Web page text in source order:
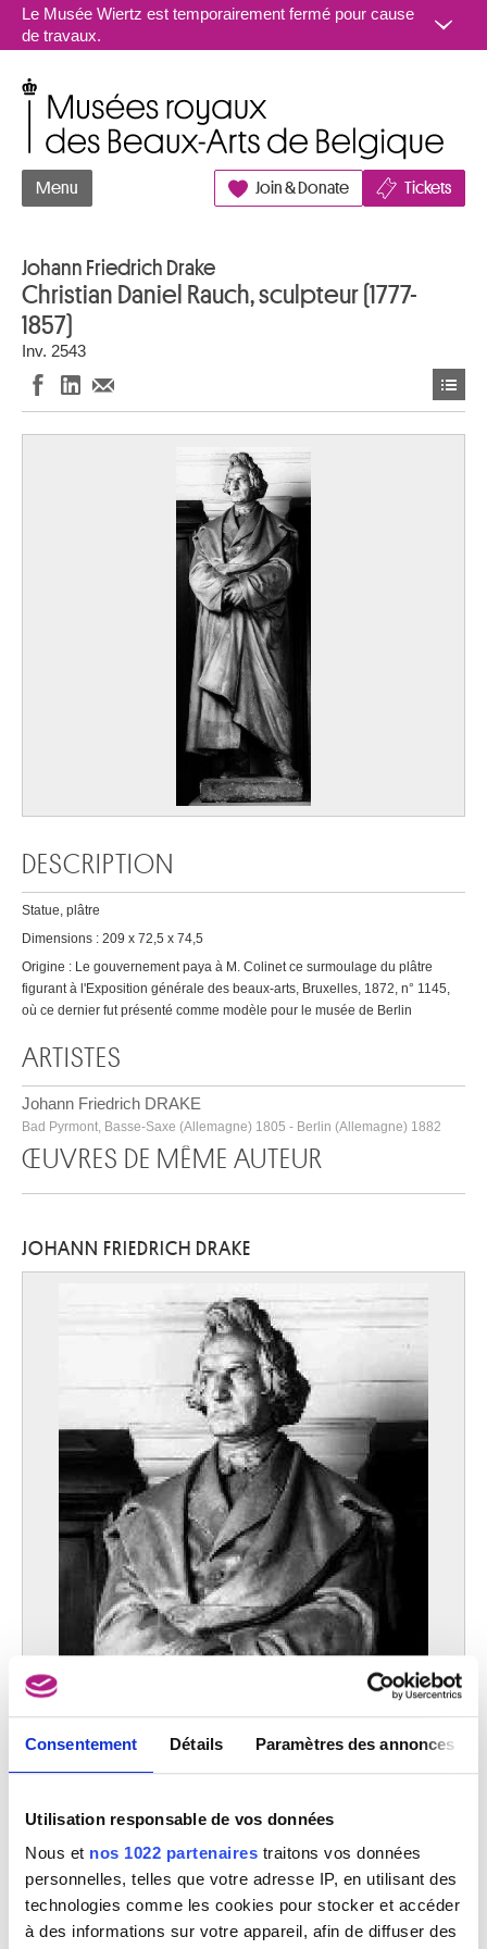
Consentement Détails Paramètres des annonces
Utilisation responsable de vos données
Nous et nos 1022 partenaires traitons vos données
personnelles, telles que votre adresse IP, en utilisant des
technologies comme les cookies pour stocker et accéder
à des informations sur votre appareil, afin de diffuser des
Aller au contenu
Le Musée Wiertz est temporairement fermé pour cause
de travaux.
Menu Join & Donate Tickets
Johann Friedrich Drake
Christian Daniel Rauch, sculpteur (1777-
1857)
Inv. 2543
DESCRIPTION
Statue, plâtre
Dimensions : 209 x 72,5 x 74,5
Origine : Le gouvernement paya à M. Colinet ce surmoulage du plâtre
figurant à l'Exposition générale des beaux-arts, Bruxelles, 1872, n° 1145,
où ce dernier fut présenté comme modèle pour le musée de Berlin
ARTISTES
Johann Friedrich DRAKE
Bad Pyrmont, Basse-Saxe (Allemagne) 1805 - Berlin (Allemagne) 1882
ŒUVRES DE MÊME AUTEUR
JOHANN FRIEDRICH DRAKE